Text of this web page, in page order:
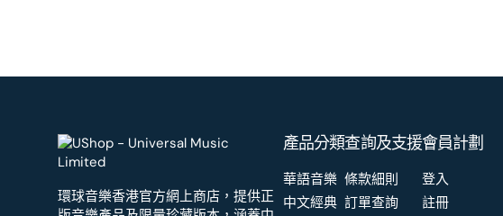
環球音樂香港官方網上商店，提供正
產品分類
華語音樂
中文經典
查詢及支援
條款細則
訂單查詢
會員計劃
登入
註冊